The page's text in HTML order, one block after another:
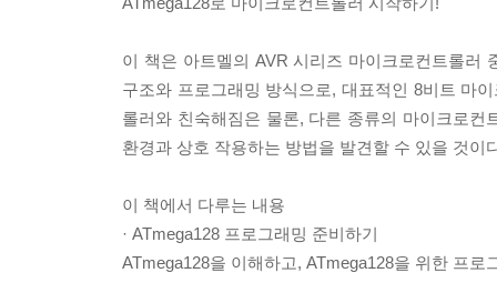
이 책은 아트멜의 AVR 시리즈 마이크로컨트롤러
구조와 프로그래밍 방식으로, 대표적인 8비트 마
롤러와 친숙해짐은 물론, 다른 종류의 마이크로
환경과 상호 작용하는 방법을 발견할 수 있을 것이
이 책에서 다루는 내용
· ATmega128 프로그래밍 준비하기
ATmega128을 이해하고, ATmega128을 위한 프